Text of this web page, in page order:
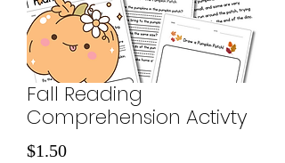
Fall Reading
Comprehension Activty
$1.50Precio